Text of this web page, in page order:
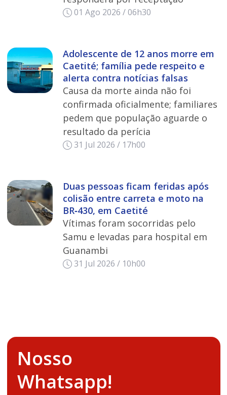
01 Ago 2026 / 06h30
Adolescente de 12 anos morre em
Caetité; família pede respeito e
alerta contra notícias falsas
Causa da morte ainda não foi
confirmada oficialmente; familiares
pedem que população aguarde o
resultado da perícia
31 Jul 2026 / 17h00
Duas pessoas ficam feridas após
colisão entre carreta e moto na
BR‑430, em Caetité
Vítimas foram socorridas pelo
Samu e levadas para hospital em
Guanambi
31 Jul 2026 / 10h00
Nosso
Whatsapp!